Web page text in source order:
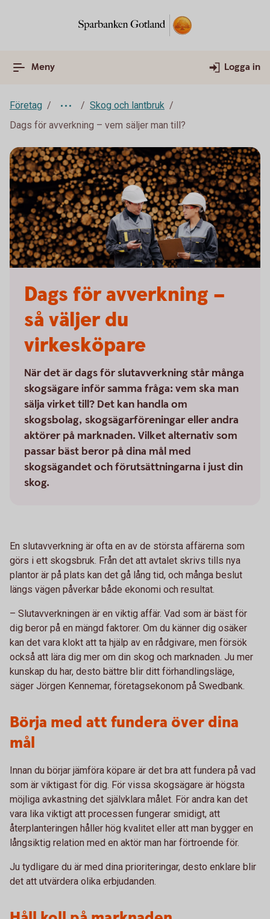
Meny Logga in
Företag
Skog och lantbruk
Dags för avverkning – vem säljer man till?
Dags för avverkning –
så väljer du
virkesköpare
När det är dags för slutavverkning står många
skogsägare inför samma fråga: vem ska man
sälja virket till? Det kan handla om
skogsbolag, skogsägarföreningar eller andra
aktörer på marknaden. Vilket alternativ som
passar bäst beror på dina mål med
skogsägandet och förutsättningarna i just din
skog.
En slutavverkning är ofta en av de största affärerna som
görs i ett skogsbruk. Från det att avtalet skrivs tills nya
plantor är på plats kan det gå lång tid, och många beslut
längs vägen påverkar både ekonomi och resultat.
– Slutavverkningen är en viktig affär. Vad som är bäst för
dig beror på en mängd faktorer. Om du känner dig osäker
kan det vara klokt att ta hjälp av en rådgivare, men försök
också att lära dig mer om din skog och marknaden. Ju mer
kunskap du har, desto bättre blir ditt förhandlingsläge,
säger Jörgen Kennemar, företagsekonom på Swedbank.
Börja med att fundera över dina
mål
Innan du börjar jämföra köpare är det bra att fundera på vad
som är viktigast för dig. För vissa skogsägare är högsta
möjliga avkastning det självklara målet. För andra kan det
vara lika viktigt att processen fungerar smidigt, att
återplanteringen håller hög kvalitet eller att man bygger en
långsiktig relation med en aktör man har förtroende för.
Ju tydligare du är med dina prioriteringar, desto enklare blir
det att utvärdera olika erbjudanden.